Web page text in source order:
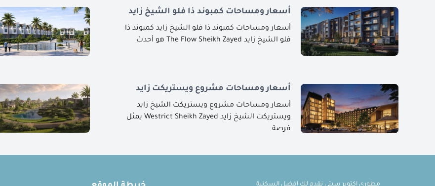
أسعار ومساحات كمبوند ذا فلو الشيخ زايد
أسعار ومساحات كمبوند ذا فلو الشيخ زايد كمبوند ذا
فلو الشيخ زايد The Flow Sheikh Zayed هو أحدث
أسعار ومساحات مشروع ويستريكت زايد
أسعار ومساحات مشروع ويستريكت الشيخ زايد
ويستريكت الشيخ زايد Westrict Sheikh Zayed يمثل
فرصة
مطوري اكتوبر سيتي نقدم لك افضل السكنية